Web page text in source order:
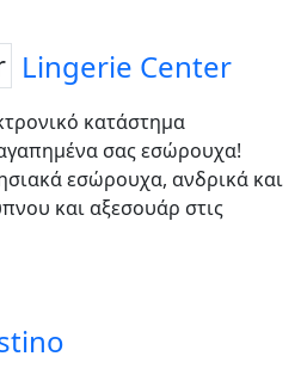
Lingerie Center
κατάστημα
σας εσώρουχα!
εσώρουχα, ανδρικά και
και αξεσουάρ στις